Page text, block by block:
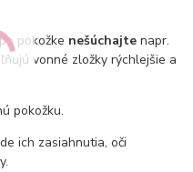
pokožke nešúchajte napr.
vonné zložky rýchlejšie a
pokožku.
ich zasiahnutia, oči